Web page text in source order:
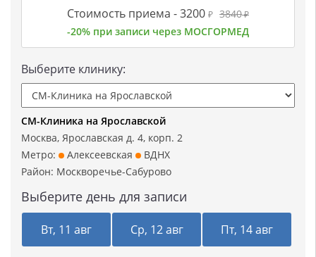
Стоимость приема -3200 ₽ 3840₽
-20% при записи через МОСГОРМЕД
Выберите клинику:
СМ-Клиника на Ярославской
Москва, Ярославская д. 4, корп. 2
Метро:
Алексеевская
ВДНХ
Район: Москворечье-Сабурово
Выберите день для записи
Вт, 11 авг Ср, 12 авг Пт, 14 авг